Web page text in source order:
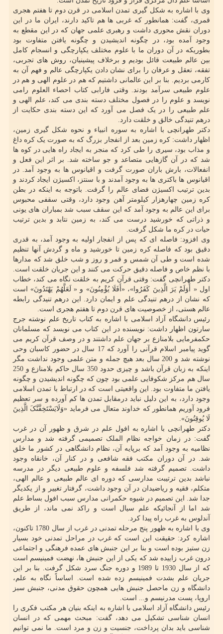
وی با اشاره به شکل گیری تمدن اسلامی در قرن دوم تا هفتم هجری
قمری، گفت: همانطور که غربی ها هم تاکید دارند، ایران ما در این
دوران نقش محوری داشت و رهبری علمی جهان که در این مقطع به
وجود آمده بود، در چگونه اندیشیدن و چگونه یافتن متفاوت بود
بطوریکه در آن دوران ما با علوم مختلف یکپارچگی و انسجام کامل
بین عالم طبیعت قائل بودیم و برخلاف پیشینیان، روش های تجربی،
تفقه، تعقل و عرفان را برای نشان دادن یکپارچگی عالم و فهم آن به
کارمی بردیم. بنا بر این عالمانی داشتیم که هم در علوم الهی و هم در
علوم طبیعی سرآمد بودند. وقتی فارابی کتاب احصاء العلوم رامی
نویسد و علوم را در فصول مختلف دسته بندی می کند، علم الهی و
علم طبیعی را در یک فصل می آورد که این دسته بندی حکایت از
درهم تنیدگی خالق و خلقت دارد.
دکتر طهرانچی با اشاره به سوره انبیاء و نحوه شکل گیری زمین،
اظهار داشت: کره زمین بعد از انفجار بزرگ که به صورت یک کره داغ
و مذاب بود، سیری را طی کرد که منجر به ایجاد راه هایی در کوه ها
شد که در آن گازهایی متصاعد و جو ساخته شد. بر اثر این فعل و
انفعالات، بارش باران صورت گرفت و اقیانوس ها به وجود آمد. در
اقیانوس ها باکتری ها به وجود آمدند و با سنتز، اکسیژن ایجاد کردند و
بدین ترتیب اکسیژن فضای عالم را گرفت. باتوجه به اینکه در بطن
کره زمین چهارهزار کیلومتر آهن وجود دارد، وقتی سقفی محبوس
برای این عالم به وجود آمد که این سقف سبب شد بمباران های یونی
و ذراتی که خورشید درست می کند، به زمین نتابد و بدین ترتیب
حیات در کره ما شکل گرفت.
وی افزود: فاصله ای که پس از انفجار اولیه به وجود آمد، به قدری
دقیق بود که فاصله کره زمین تا خورشید و ماه و گردش آنها تنظیم
شده است و طی آن شمس و قمر و روز و شب خلق شد که مدارها
با نظم خاص و فاصله دقیق حرکت می کنند و این جریان خلقت است.
دکتر طهرانچی گفت: وقتی قرآن کریم به خلقت نگاه می کند، خطاب
اول « أَوَلَمْ یَرَ الَّذِینَ کَفَرُوا»، «أَفَلَا یُؤْمِنُونَ» و « لَعَلَّهُمْ یَهْتَدُونَ» است
که نشان از درهم تنیدگی علم و ایمان دارد. این درهم تنیدگی رابطه
عالم هستی، از خصوصیت های قرن دوم تا هفتم هجری است.
رئیس دانشگاه آزاد اسلامی با اشاره به کتاب تاریخ علم نوشته جرج
سارتون اظهار داشت: نویسنده در این کتاب می نویسد که مسلمانان
حکمفرمایی بلامنازع بر جهان علم داشتند و در وصف قرآن کریم می
گوید پیامبر اسلام قرآنی را آورد که 17 سال در حضور کاسبان وحی
نوشته شد و 200 سال بعد هیچ جمله و متن علمی وجود نداشت مگر
اینکه به زبان قرآن باشد و چیزی حدود 350 سال حاکم بلامنازع و 250
سال هم مرکز شکوفایی علمی بود چون که چگونه اندیشیدن و چگونه
یافتن ما متفاوت بود. این واقعیتی است که در ارتباط با تمدن اسلامی
وجود دارد، به این دلیل نباید درمقابل تمدن ها کم آورده و سر تعظیم
فرود آوریم همانطور که خداوند متعال می فرماید «وَلَایَسْتَخِفَّنَّکَ الَّذِینَ
لَا یُوقِنُونَ».
دکتر طهرانچی با اشاره به افول علم در شرق و ظهور آن در غرب
گفت: در زمان خواجه نظام الملک تصمیمی گرفته شد و مدارس
نظامیه به وجود آمد که برپایه آن، نظام دانشگاهی در کشور ما خلق
شد. در آن دوران مکتب فقه شافعی و در کنار آن، خانقاه وجود
داشت. تصمیم گرفته شد فلسفه و علوم طبیعی دیگر در مدرسه
نباشد بدین ترتیبت مدارسی که دوره ای عالم طبیعی و عالم الهی،
متکلم، فقیه و ریاضیدان در آن وجود داشت، گرفتار تغییر و از یکدیگر
جدا شد. این تصمیم در شیوه حکمرانی مدارس سبب افول بساط علم
شد اما از آنجائیکه علم سیال است و راکد نمی ماند، از طریق
آندلوس به غرب راه پیدا کرد.
وی با اشاره به ظهور پنج مرحله تمدنی در غرب از سال 1780 تاکنون،
اشاره کرد: حقیقت این است که غرب در مراحل تمدنی خود بسیار
زن ستیز بوده است و بنا بر این جنبش های عمده فرهنگی و اجتماعی
درون غرب زاییده شد که یکی از این جنبش ها، نهضت فمینیسم است
که از سال 1930 تا 1989 و دوره جنگ سرد شکل گرفت. بنا بر این
جریان علم بشدت فمینیسم زده شده است. اساساً نگاه به علم،
دانشگاه و زن ماحصل جنبش هایی همچون حقوق مدنی، جنبش سبز
اروپا، پست مدرنیسم و... است.
رئیس دانشگاه آزاد اسلامی با اشاره به اینکه بنیان هر مکتب فکری را
انسان شناسی تشکیل می دهد، گفت: مبحث مهمی که در انسان
شناسی باید بدان پرداخت، جنسیت و زن و مرد است. ما نمی توانیم